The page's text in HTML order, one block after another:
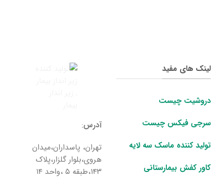
لینک های مفید
دروشیت چیست
سرجی فیکس چیست
تولید کننده ماسک سه لایه
کاور کفش بیمارستانی
آدرس‌:
تهران، پاسداران،میدان
هروی،بلوار گلزار،پلاک
۱۴۳،طبقه ۵ ،واحد ۱۴